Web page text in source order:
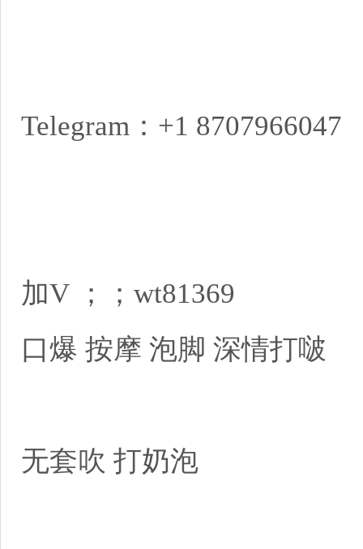
Telegram：+1
加V ；；wt81369
口爆 按摩 泡脚 深情打
无套吹 打奶泡